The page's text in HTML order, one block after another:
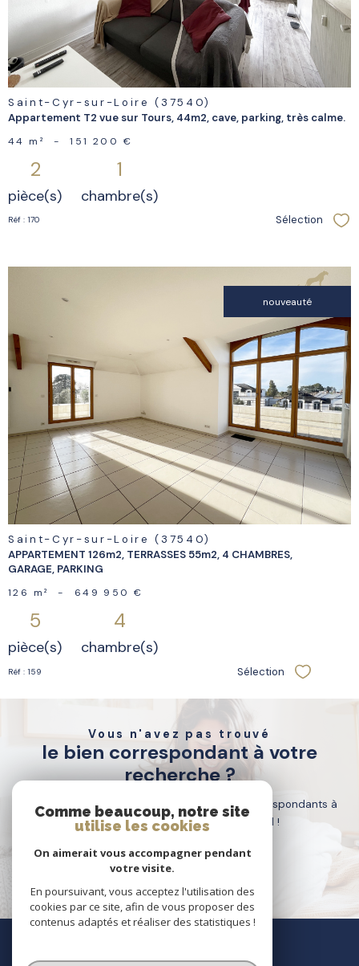
Saint-Cyr-sur-Loire (37540)
Appartement T2 vue sur Tours, 44m2, cave, parking, très calme.
44 m² - 151 200 €
2
pièce(s)
1
chambre(s)
Réf : 170 Sélection
nouveauté
bien
Saint-Cyr-sur-Loire (37540)
APPARTEMENT 126m2, TERRASSES 55m2, 4 CHAMBRES,
GARAGE, PARKING
126 m² - 649 950 €
5
pièce(s)
4
chambre(s)
Réf : 159 Sélection
Vous n'avez pas trouvé
le bien correspondant à votre
recherche ?
Créer une alerte email et recevez les biens correspondants à
votre recherche dans votre boîte mail !
créer l'alerte
Comme beaucoup, notre site
utilise les cookies
On aimerait vous accompagner pendant
votre visite.
En poursuivant, vous acceptez l'utilisation des
cookies par ce site, afin de vous proposer des
contenus adaptés et réaliser des statistiques !